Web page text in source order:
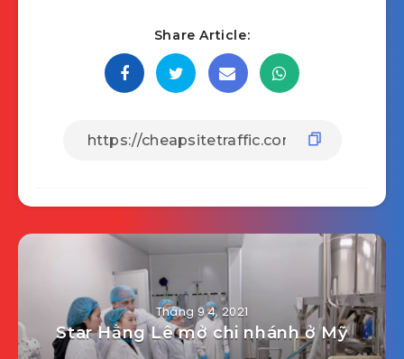
Share Article:
Tháng 9 4, 2021
Star Hằng Lê mở chi nhánh ở Mỹ